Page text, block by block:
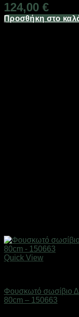
124,00 €
Προσθήκη στο
Quick View
Φουσκωτό σωσίβιο
80cm – 150663